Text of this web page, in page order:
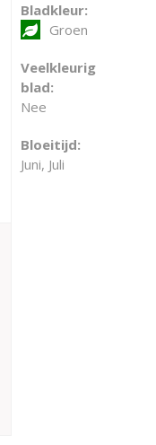
Bladkleur:
Groen
Veelkleurig
blad:
Nee
Bloeitijd:
Juni, Juli